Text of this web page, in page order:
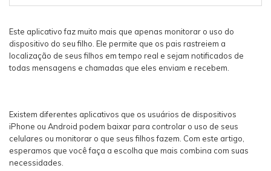
Este aplicativo faz muito mais que apenas monitorar o uso do
dispositivo do seu filho. Ele permite que os pais rastreiem a
localização de seus filhos em tempo real e sejam notificados de
todas mensagens e chamadas que eles enviam e recebem.
Existem diferentes aplicativos que os usuários de dispositivos
iPhone ou Android podem baixar para controlar o uso de seus
celulares ou monitorar o que seus filhos fazem. Com este artigo,
esperamos que você faça a escolha que mais combina com suas
necessidades.